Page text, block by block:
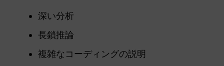
深い分析
長鎖推論
複雑なコーディングの説明